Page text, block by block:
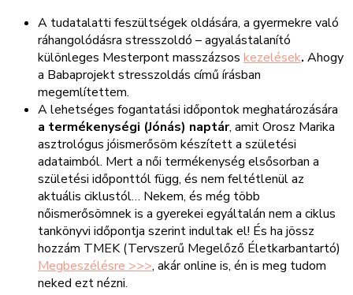
A tudatalatti feszültségek oldására, a gyermekre való
ráhangolódásra stresszoldó – agyalástalanító
különleges Mesterpont masszázsos kezelések. Ahogy
a Babaprojekt stresszoldás című írásban
megemlítettem.
A lehetséges fogantatási időpontok meghatározására
a termékenységi (Jónás) naptár, amit Orosz Marika
asztrológus jóismerősöm készített a születési
adataimból. Mert a női termékenység elsősorban a
születési időponttól függ, és nem feltétlenül az
aktuális ciklustól… Nekem, és még több
nőismerősömnek is a gyerekei egyáltalán nem a ciklus
tankönyvi időpontja szerint indultak el! És ha jössz
hozzám TMEK (Tervszerű Megelőző Életkarbantartó)
Megbeszélésre >>>, akár online is, én is meg tudom
neked ezt nézni.